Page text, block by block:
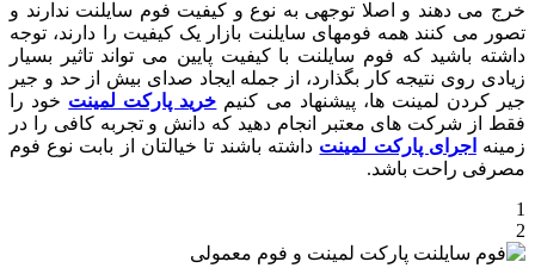
خرج می دهند و اصلا توجهی به نوع و کیفیت فوم سایلنت ندارند و
تصور می کنند همه فومهای سایلنت بازار یک کیفیت را دارند، توجه
داشته باشید که فوم سایلنت با کیفیت پایین می تواند تاثیر بسیار
زیادی روی نتیجه کار بگذارد، از جمله ایجاد صدای بیش از حد و جیر
جیر کردن لمینت ها، پیشنهاد می کنیم خرید پارکت لمینت خود را
فقط از شرکت های معتبر انجام دهید که دانش و تجربه کافی را در
زمینه اجرای پارکت لمینت داشته باشند تا خیالتان از بابت نوع فوم
مصرفی راحت باشد.
1
2